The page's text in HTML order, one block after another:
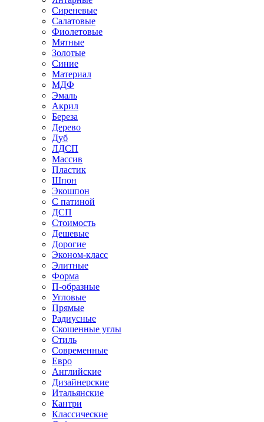
Сиреневые
Салатовые
Фиолетовые
Мятные
Золотые
Синие
Материал
МДФ
Эмаль
Акрил
Береза
Дерево
Дуб
ЛДСП
Массив
Пластик
Шпон
Экошпон
С патиной
ДСП
Стоимость
Дешевые
Дорогие
Эконом-класс
Элитные
Форма
П-образные
Угловые
Прямые
Радиусные
Скошенные углы
Стиль
Современные
Евро
Английские
Дизайнерские
Итальянские
Кантри
Классические